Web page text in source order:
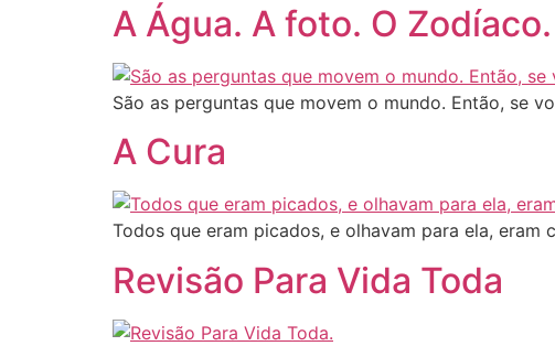
A Água. A foto. O
São as perguntas que movem o mundo. Então, se
A Cura
Todos que eram picados, e olhavam para ela, eram
Revisão Para Vida Toda